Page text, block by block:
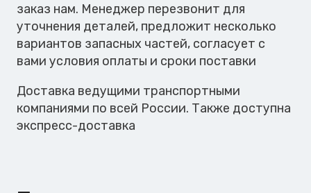
заказ нам. Менеджер перезвонит для
уточнения деталей, предложит несколько
вариантов запасных частей, согласует с
вами условия оплаты и сроки поставки
Доставка ведущими транспортными
компаниями по всей России. Также доступна
экспресс-доставка